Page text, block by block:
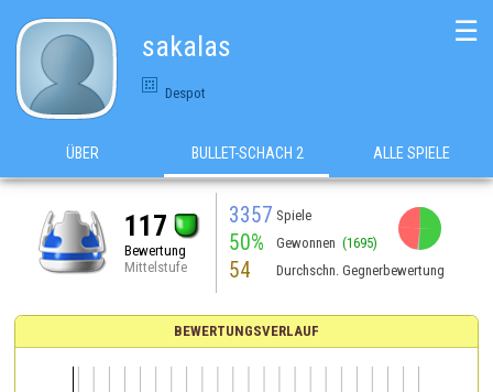
sakalas
Despot
☰
ÜBER BULLET-SCHACH 2 ALLE SPIELE
117
Bewertung
Mittelstufe
3357 Spiele
50% Gewonnen (1695)
54 Durchschn. Gegnerbewertung
BEWERTUNGSVERLAUF